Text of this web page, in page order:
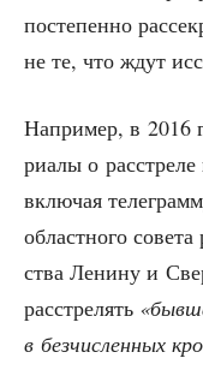
посте­пен­но
не те, что ждут
Напри­мер, в 2016
ри­а­лы о
вклю­чая
област­но­го
ства Лени­ну и
рас­стре­лять
в без­чис­лен­ных